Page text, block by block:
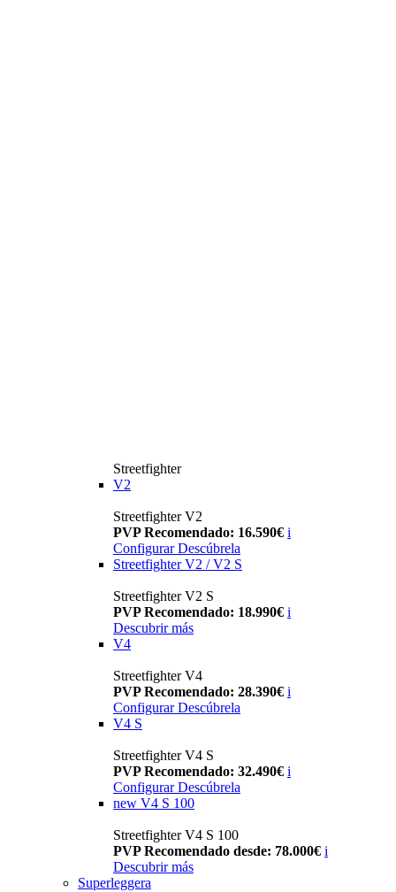
Streetfighter
V2
Streetfighter V2
PVP Recomendado: 16.590€ i
Configurar Descúbrela
Streetfighter V2 / V2 S
Streetfighter V2 S
PVP Recomendado: 18.990€ i
Descubrir más
V4
Streetfighter V4
PVP Recomendado: 28.390€ i
Configurar Descúbrela
V4 S
Streetfighter V4 S
PVP Recomendado: 32.490€ i
Configurar Descúbrela
new V4 S 100
Streetfighter V4 S 100
PVP Recomendado desde: 78.000€ i
Descubrir más
Superleggera